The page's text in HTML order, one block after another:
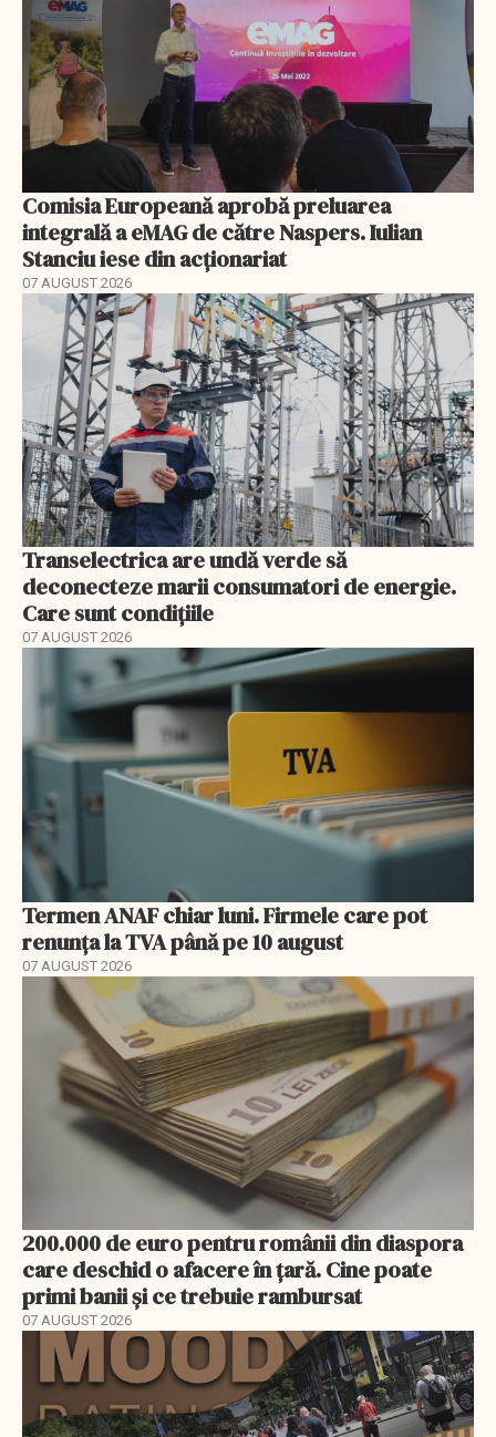
Comisia Europeană aprobă preluarea
integrală a eMAG de către Naspers. Iulian
Stanciu iese din acționariat
07 AUGUST 2026
Transelectrica are undă verde să
deconecteze marii consumatori de energie.
Care sunt condițiile
07 AUGUST 2026
Termen ANAF chiar luni. Firmele care pot
renunța la TVA până pe 10 august
07 AUGUST 2026
200.000 de euro pentru românii din diaspora
care deschid o afacere în țară. Cine poate
primi banii și ce trebuie rambursat
07 AUGUST 2026